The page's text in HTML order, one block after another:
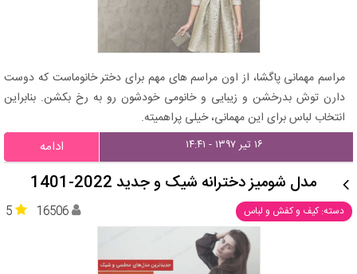
مراسم مهمانی پاگشا، از اون مراسم های مهم برای دختر خانوماست که دوست
دارن توش بدرخشن و زیبایی و خانومی خودشون رو به رخ بکشن. بنابراین
انتخاب لباس برای این مهمانی، خیلی پراهمیته.
۱۶ تیر ۱۳۹۷ - ۱۴:۴۱ ادامه
مدل شومیز دخترانه شیک و جدید 2022-1401
دسته: کیف و کفش و لباس 5 16506